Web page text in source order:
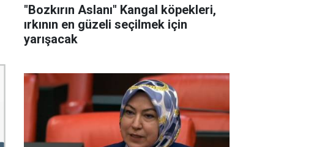
"Bozkırın Aslanı" Kangal köpekleri,
ırkının en güzeli seçilmek için
yarışacak